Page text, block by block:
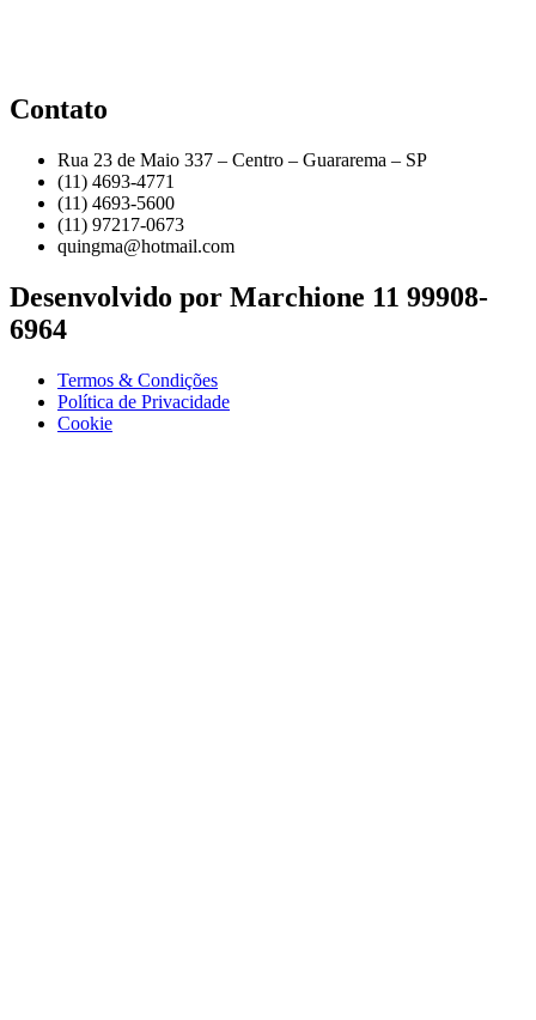
Contato
Rua 23 de Maio 337 – Centro – Guararema – SP
(11) 4693-4771
(11) 4693-5600
(11) 97217-0673
quingma@hotmail.com
Desenvolvido por Marchione 11 99908-
6964
Termos & Condições
Política de Privacidade
Cookie